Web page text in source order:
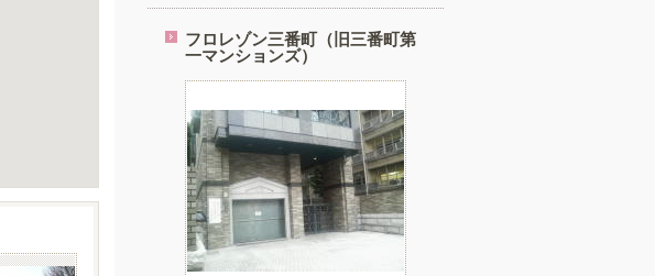
フロレゾン三番町（旧三番町第
一マンションズ）